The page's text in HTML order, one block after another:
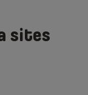
sites